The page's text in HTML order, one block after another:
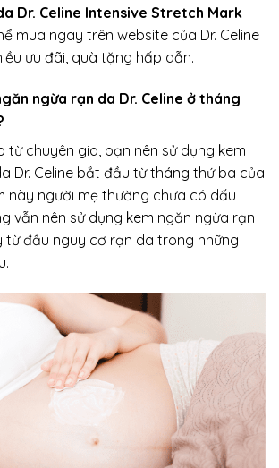
Dr. Celine Intensive Stretch Mark
mua ngay trên website của Dr. Celine
ưu đãi, quà tặng hấp dẫn.
ngừa rạn da Dr. Celine ở tháng
từ chuyên gia, bạn nên sử dụng kem
Dr. Celine bắt đầu từ tháng thứ ba của
này người mẹ thường chưa có dấu
vẫn nên sử dụng kem ngăn ngừa rạn
từ đầu nguy cơ rạn da trong những